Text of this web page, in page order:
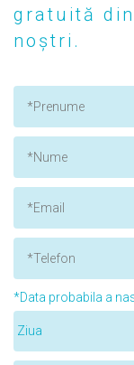
gratuită
noștri.
*Data probabila a